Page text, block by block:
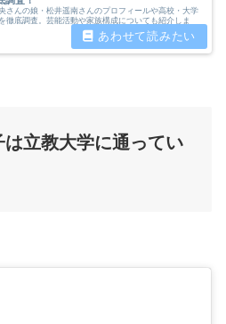
さんの娘・松井遥南さんのプロフィールや高校・大学
徹底調査。芸能活動や家族構成についても紹介しま
立教大学に通ってい